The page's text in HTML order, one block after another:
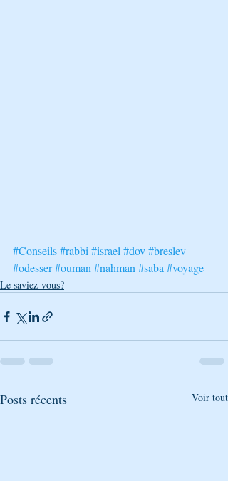
#Conseils#rabbi#israel#dov#breslev
#odesser#ouman#nahman#saba#voyage
Le saviez-vous?
Posts récents Voir tout